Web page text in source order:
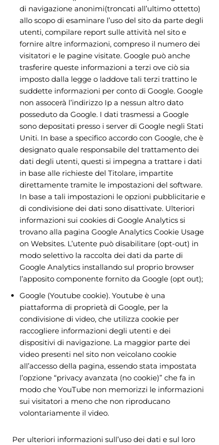
di navigazione anonimi(troncati all’ultimo ottetto)
allo scopo di esaminare l’uso del sito da parte degli
utenti, compilare report sulle attività nel sito e
fornire altre informazioni, compreso il numero dei
visitatori e le pagine visitate. Google può anche
trasferire queste informazioni a terzi ove ciò sia
imposto dalla legge o laddove tali terzi trattino le
suddette informazioni per conto di Google. Google
non assocerà l’indirizzo Ip a nessun altro dato
posseduto da Google. I dati trasmessi a Google
sono depositati presso i server di Google negli Stati
Uniti. In base a specifico accordo con Google, che è
designato quale responsabile del trattamento dei
dati degli utenti, questi si impegna a trattare i dati
in base alle richieste del Titolare, impartite
direttamente tramite le impostazioni del software.
In base a tali impostazioni le opzioni pubblicitarie e
di condivisione dei dati sono disattivate. Ulteriori
informazioni sui cookies di Google Analytics si
trovano alla pagina Google Analytics Cookie Usage
on Websites. L’utente può disabilitare (opt-out) in
modo selettivo la raccolta dei dati da parte di
Google Analytics installando sul proprio browser
l’apposito componente fornito da Google (opt out);
Google (Youtube cookie). Youtube è una
piattaforma di proprietà di Google, per la
condivisione di video, che utilizza cookie per
raccogliere informazioni degli utenti e dei
dispositivi di navigazione. La maggior parte dei
video presenti nel sito non veicolano cookie
all’accesso della pagina, essendo stata impostata
l’opzione “privacy avanzata (no cookie)” che fa in
modo che YouTube non memorizzi le informazioni
sui visitatori a meno che non riproducano
volontariamente il video.
Per ulteriori informazioni sull’uso dei dati e sul loro